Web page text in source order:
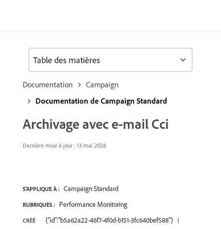
Documentation
Campaign
Documentation de Campaign Standard
Archivage avec e-mail Cci
Dernière mise à jour : 13 mai 2026
S'APPLIQUE À : Campaign Standard
RUBRIQUES : Performance Monitoring
CRÉÉ
{"id":"b5a62a22-46f7-4f0d-b151-3fc640bef588"}
Table des matières